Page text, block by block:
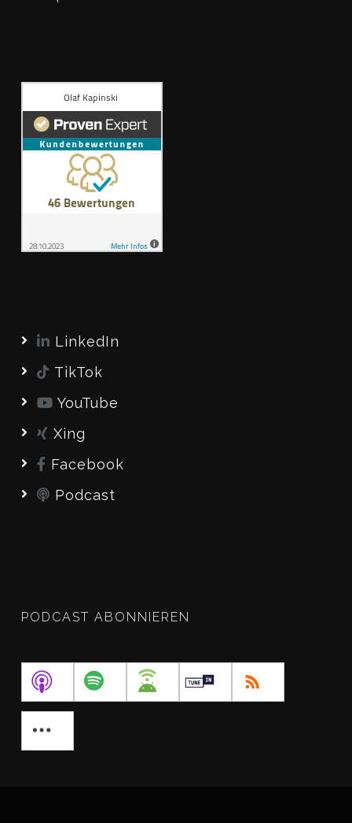
LinkedIn
TikTok
YouTube
Xing
Facebook
Podcast
PODCAST ABONNIEREN